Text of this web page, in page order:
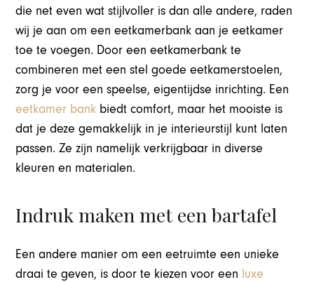
die net even wat stijlvoller is dan alle andere, raden
wij je aan om een eetkamerbank aan je eetkamer
toe te voegen. Door een eetkamerbank te
combineren met een stel goede eetkamerstoelen,
zorg je voor een speelse, eigentijdse inrichting. Een
eetkamer bank biedt comfort, maar het mooiste is
dat je deze gemakkelijk in je interieurstijl kunt laten
passen. Ze zijn namelijk verkrijgbaar in diverse
kleuren en materialen.
Indruk maken met een bartafel
Een andere manier om een eetruimte een unieke
draai te geven, is door te kiezen voor een luxe